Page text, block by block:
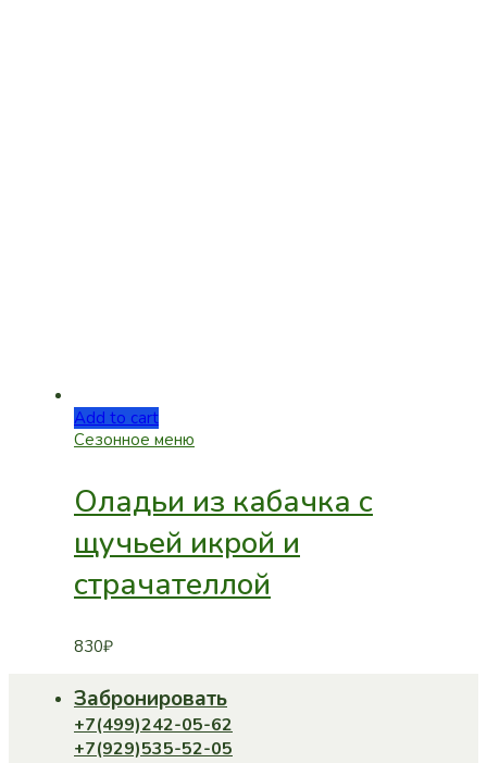
Add to cart
Сезонное меню
Оладьи из кабачка с
щучьей икрой и
страчателлой
830₽
Забронировать
+7(499)242-05-62
+7(929)535-52-05